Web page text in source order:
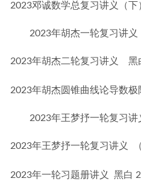
2023邓诚数学总复习讲义（下
2023年胡杰一轮复习讲
2023年胡杰二轮复习讲义    黑
2023年胡杰圆锥曲线论导数极
2023年王梦抒一轮复习
2023年王梦抒一轮复习讲义
2023年一轮习题册讲义  黑白